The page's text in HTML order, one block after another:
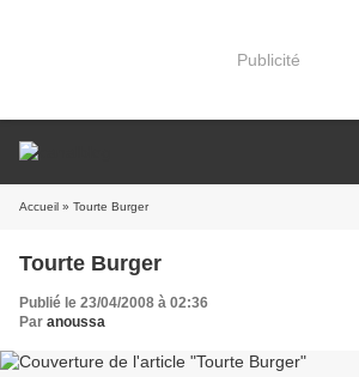
Publicité
Accueil » Tourte Burger
Tourte Burger
Publié le 23/04/2008 à 02:36
Par anoussa